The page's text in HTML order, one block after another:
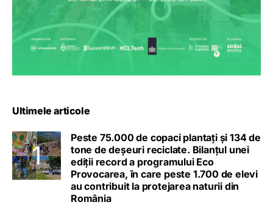
Ultimele articole
Peste 75.000 de copaci plantați și 134 de
tone de deșeuri reciclate. Bilanțul unei
ediții record a programului Eco
Provocarea, în care peste 1.700 de elevi
au contribuit la protejarea naturii din
România